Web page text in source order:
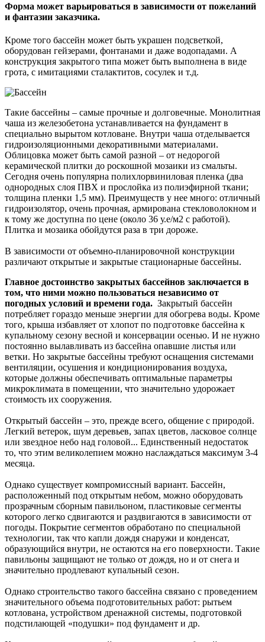
Форма может варьироваться в зависимости от пожеланий
и фантазии заказчика.
Кроме того бассейн может быть украшен подсветкой,
оборудован гейзерами, фонтанами и даже водопадами. А
конструкция закрытого типа может быть выполнена в виде
грота, с имитациями сталактитов, сосулек и т.д.
Такие бассейны – самые прочные и долговечные. Монолитная
чаша из железобетона устанавливается на фундамент в
специально вырытом котловане. Внутри чаша отделывается
гидроизоляционными декоративными материалами.
Облицовка может быть самой разной – от недорогой
керамической плитки до роскошной мозаики из смальты.
Сегодня очень популярна полихлорвиниловая пленка (два
однородных слоя ПВХ и прослойка из полиэфирной ткани;
толщина пленки 1,5 мм). Преимуществ у нее много: отличный
гидроизолятор, очень прочная, армирована стекловолокном и
к тому же доступна по цене (около 36 у.е/м2 с работой).
Плитка и мозаика обойдутся раза в три дороже.
В зависимости от объемно-планировочной конструкции
различают открытые и закрытые стационарные бассейны.
Главное достоинство закрытых бассейнов заключается в
том, что ними можно пользоваться независимо от
погодных условий и времени года. Закрытый бассейн
потребляет гораздо меньше энергии для обогрева воды. Кроме
того, крыша избавляет от хлопот по подготовке бассейна к
купальному сезону весной и консервации осенью. И не нужно
постоянно вылавливать из бассейна опавшие листья или
ветки. Но закрытые бассейны требуют оснащения системами
вентиляции, осушения и кондиционирования воздуха,
которые должны обеспечивать оптимальные параметры
микроклимата в помещении, что значительно удорожает
стоимость их сооружения.
Открытый бассейн – это, прежде всего, общение с природой.
Легкий ветерок, шум деревьев, запах цветов, ласковое солнце
или звездное небо над головой... Единственный недостаток
то, что этим великолепием можно наслаждаться максимум 3-4
месяца.
Однако существует компромиссный вариант. Бассейн,
расположенный под открытым небом, можно оборудовать
прозрачным сборным павильоном, пластиковые сегменты
которого легко сдвигаются и раздвигаются в зависимости от
погоды. Покрытие сегментов обработано по специальной
технологии, так что капли дождя снаружи и конденсат,
образующийся внутри, не остаются на его поверхности. Такие
павильоны защищают не только от дождя, но и от снега и
значительно продлевают купальный сезон.
Однако строительство такого бассейна связано с проведением
значительного объема подготовительных работ: рытьем
котлована, устройством дренажной системы, подготовкой
подстилающей «подушки» под фундамент и др.